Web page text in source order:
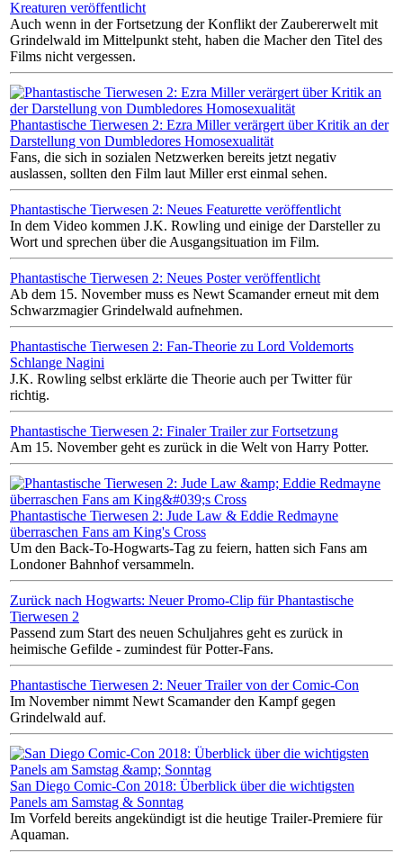
Kreaturen veröffentlicht
Auch wenn in der Fortsetzung der Konflikt der Zaubererwelt mit
Grindelwald im Mittelpunkt steht, haben die Macher den Titel des
Films nicht vergessen.
Phantastische Tierwesen 2: Ezra Miller verärgert über Kritik an der
Darstellung von Dumbledores Homosexualität
Fans, die sich in sozialen Netzwerken bereits jetzt negativ
auslassen, sollten den Film laut Miller erst einmal sehen.
Phantastische Tierwesen 2: Neues Featurette veröffentlicht
In dem Video kommen J.K. Rowling und einige der Darsteller zu
Wort und sprechen über die Ausgangsituation im Film.
Phantastische Tierwesen 2: Neues Poster veröffentlicht
Ab dem 15. November muss es Newt Scamander erneut mit dem
Schwarzmagier Grindelwald aufnehmen.
Phantastische Tierwesen 2: Fan-Theorie zu Lord Voldemorts
Schlange Nagini
J.K. Rowling selbst erklärte die Theorie auch per Twitter für
richtig.
Phantastische Tierwesen 2: Finaler Trailer zur Fortsetzung
Am 15. November geht es zurück in die Welt von Harry Potter.
Phantastische Tierwesen 2: Jude Law & Eddie Redmayne
überraschen Fans am King's Cross
Um den Back-To-Hogwarts-Tag zu feiern, hatten sich Fans am
Londoner Bahnhof versammeln.
Zurück nach Hogwarts: Neuer Promo-Clip für Phantastische
Tierwesen 2
Passend zum Start des neuen Schuljahres geht es zurück in
heimische Gefilde - zumindest für Potter-Fans.
Phantastische Tierwesen 2: Neuer Trailer von der Comic-Con
Im November nimmt Newt Scamander den Kampf gegen
Grindelwald auf.
San Diego Comic-Con 2018: Überblick über die wichtigsten
Panels am Samstag & Sonntag
Im Vorfeld bereits angekündigt ist die heutige Trailer-Premiere für
Aquaman.